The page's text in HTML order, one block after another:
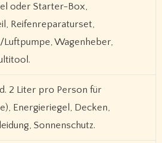
oder Starter-Box,
Reifenreparaturset,
Wagenheber,
2 Liter pro Person für
Energieriegel, Decken,
Sonnenschutz.